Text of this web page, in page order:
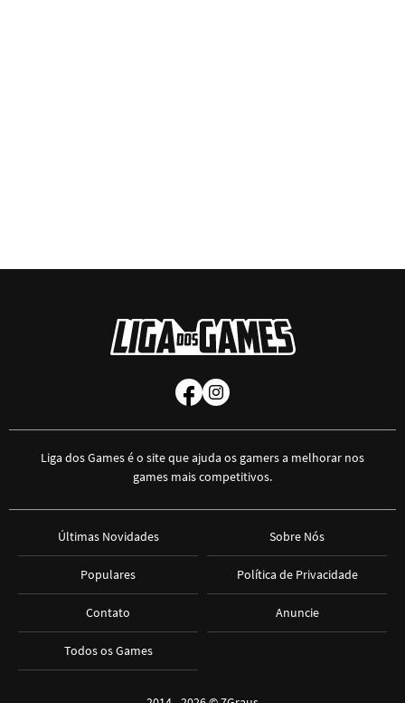
Liga dos Games é o site que ajuda os gamers a melhorar nos
games mais competitivos.
Últimas Novidades
Populares
Contato
Todos os Games
Sobre Nós
Política de Privacidade
Anuncie